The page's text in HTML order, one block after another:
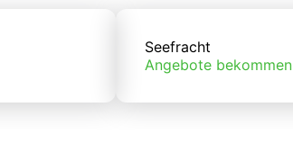
Seefracht
Angebote bekommen